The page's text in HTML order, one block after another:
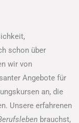
schon über
wir von
Angebote für
an, die
Unsere erfahrenen
brauchst,